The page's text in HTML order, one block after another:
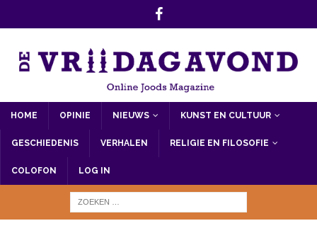
HOME OPINIE NIEUWS KUNST EN CULTUUR
GESCHIEDENIS VERHALEN RELIGIE EN FILOSOFIE
COLOFON LOG IN